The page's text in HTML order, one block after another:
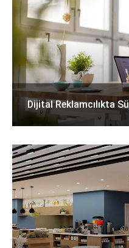
Dijital Reklamcılıkta